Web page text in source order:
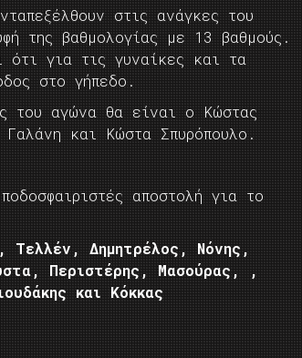
στις ανάγκες του
της βαθμολογίας με 13 βαθμούς.
ότι για τις γυναίκες και τα
στο γήπεδο.
του αγώνα θα είναι ο Κώστας
και Κώστα Σπυρόπουλο.
αποστολή για το
Τελλέν, Δημητρέλος, Νόνης,
Περιστέρης, Μασούρας, ,
και Κόκκας